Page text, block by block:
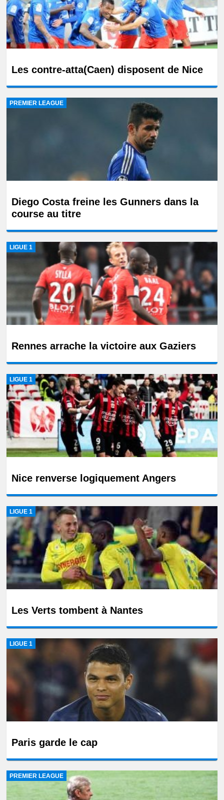
Les contre-atta(Caen) disposent de Nice
Diego Costa freine les Gunners dans la
course au titre
PREMIER LEAGUE
Rennes arrache la victoire aux Gaziers
LIGUE 1
Nice renverse logiquement Angers
LIGUE 1
Les Verts tombent à Nantes
LIGUE 1
Paris garde le cap
LIGUE 1
PREMIER LEAGUE